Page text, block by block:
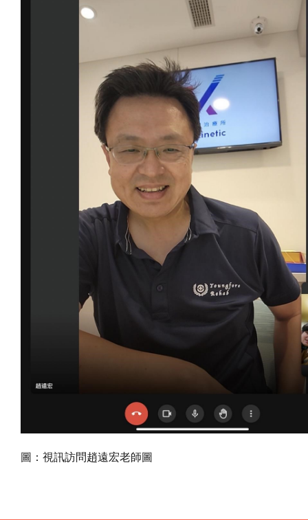
圖：視訊訪問趙遠宏老師圖